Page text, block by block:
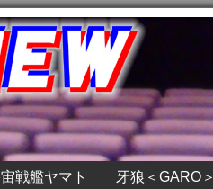
戦艦ヤマト 牙狼＜GARO＞